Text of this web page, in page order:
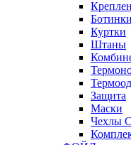
Куртки
Штаны
Защита
Маски
Чехлы